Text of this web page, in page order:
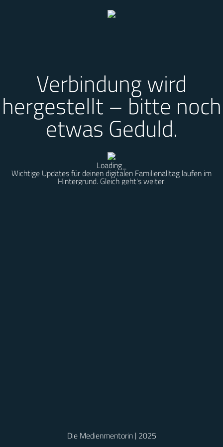
Verbindung wird
hergestellt – bitte noch
etwas Geduld.
Loading_
Wichtige Updates für deinen digitalen Familienalltag laufen im
Hintergrund. Gleich geht's weiter.
Die Medienmentorin | 2025